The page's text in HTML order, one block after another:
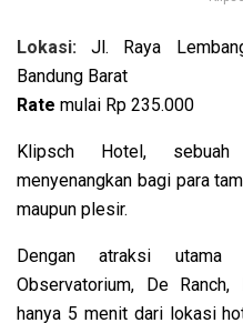
Lokasi:Jl. Raya
Bandung Barat
Rate mulai Rp 235.000
Klipsch Hotel,
menyenangkan bagi para
maupun plesir.
Dengan atraksi
Observatorium, De
hanya 5 menit dari lokasi